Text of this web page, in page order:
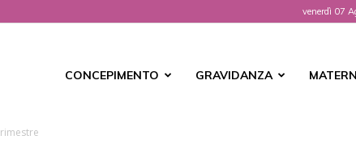
venerdì 07
CONCEPIMENTO GRAVIDANZA